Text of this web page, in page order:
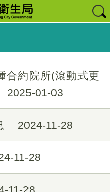
合約院所(滾動式更
2025-01-03
2024-11-28
11-28
11-28